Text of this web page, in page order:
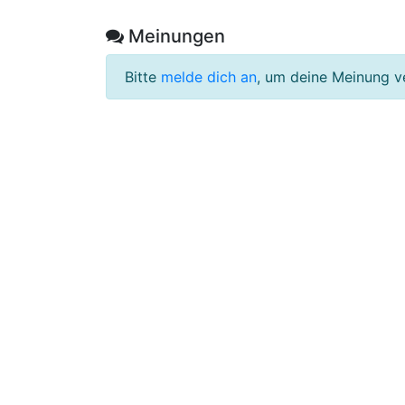
Meinungen
Bitte melde dich an, um deine Meinung